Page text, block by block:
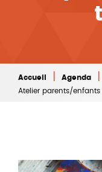
Accueil Agenda
Atelier parents/